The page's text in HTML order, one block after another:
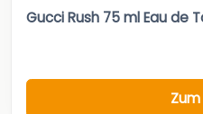
Gucci Rush 75 ml Eau de